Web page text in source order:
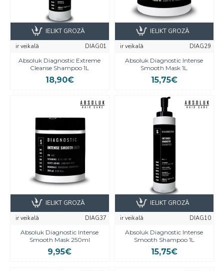
ir veikalā
DIAG01
Absoluk Diagnostic Extreme
Cleanse Shampoo 1L
18,90€
IELIKT GROZĀ
ir veikalā
DIAG29
Absoluk Diagnostic Intense
Smooth Mask 1L
15,75€
IELIKT GROZĀ
ir veikalā
DIAG37
Absoluk Diagnostic Intense
Smooth Mask 250ml
9,95€
IELIKT GROZĀ
ir veikalā
DIAG10
Absoluk Diagnostic Intense
Smooth Shampoo 1L
15,75€
IELIKT GROZĀ